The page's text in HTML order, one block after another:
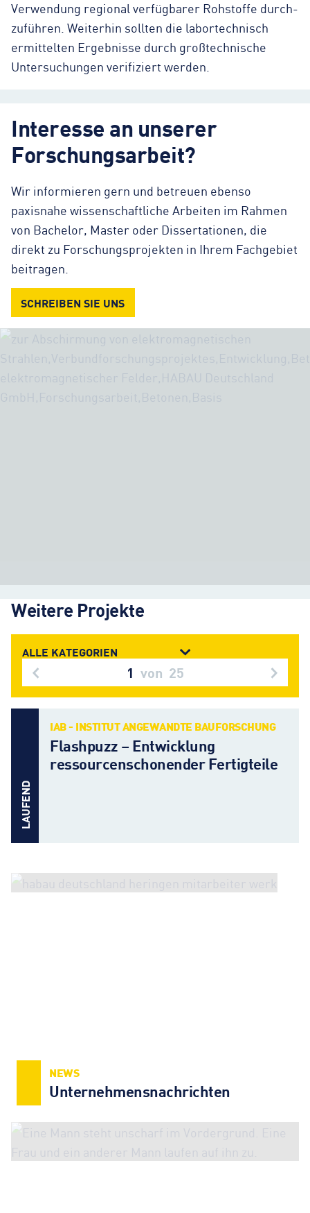
Verwendung regional verfügbarer Rohstoffe durch-
zuführen. Weiterhin sollten die labortechnisch
ermittelten Ergebnisse durch großtechnische
Untersuchungen verifiziert werden.
Interesse an unserer
Forschungsarbeit?
Wir informieren gern und betreuen ebenso
paxisnahe wissenschaftliche Arbeiten im Rahmen
von Bachelor, Master oder Dissertationen, die
direkt zu Forschungsprojekten in Ihrem Fachgebiet
beitragen.
SCHREIBEN SIE UNS
Weitere Projekte
1 von 25
IAB - INSTITUT ANGEWANDTE BAUFORSCHUNG
Flashpuzz – Entwicklung
ressourcenschonender Fertigteile
LAUFEND
NEWS
Unternehmens­nachrichten